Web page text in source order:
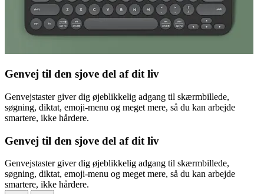
Genvej til den sjove del af dit liv
Genvejstaster giver dig øjeblikkelig adgang til skærmbillede,
søgning, diktat, emoji-menu og meget mere, så du kan arbejde
smartere, ikke hårdere.
Genvej til den sjove del af dit liv
Genvejstaster giver dig øjeblikkelig adgang til skærmbillede,
søgning, diktat, emoji-menu og meget mere, så du kan arbejde
smartere, ikke hårdere.